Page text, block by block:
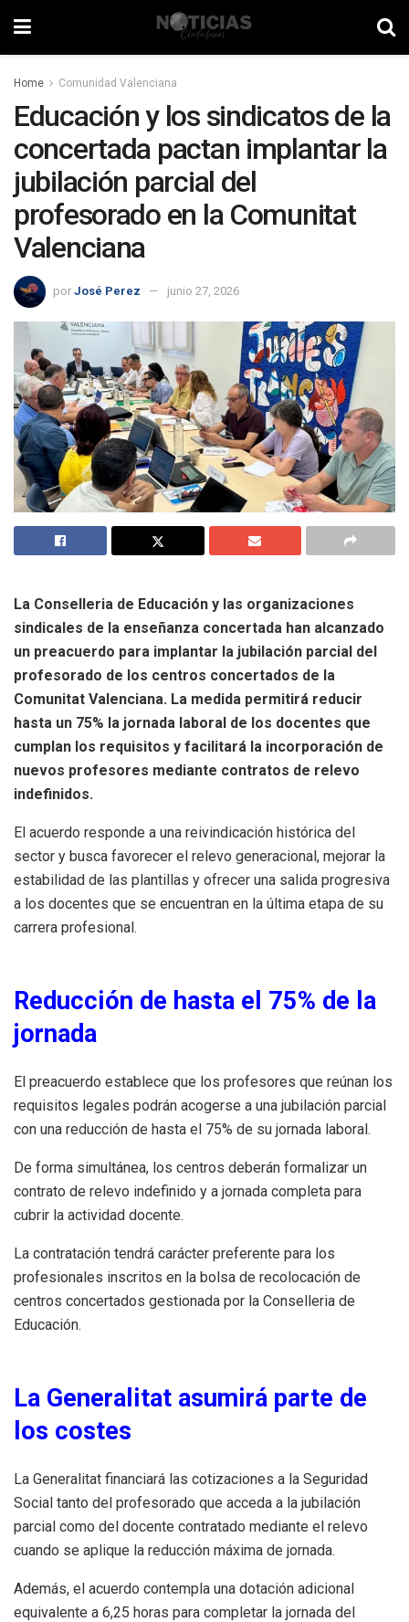
Home Comunidad Valenciana
Educación y los sindicatos de la
concertada pactan implantar la
jubilación parcial del
profesorado en la Comunitat
Valenciana
por José Perez junio 27, 2026
La Conselleria de Educación y las organizaciones
sindicales de la enseñanza concertada han alcanzado
un preacuerdo para implantar la jubilación parcial del
profesorado de los centros concertados de la
Comunitat Valenciana. La medida permitirá reducir
hasta un 75% la jornada laboral de los docentes que
cumplan los requisitos y facilitará la incorporación de
nuevos profesores mediante contratos de relevo
indefinidos.
El acuerdo responde a una reivindicación histórica del
sector y busca favorecer el relevo generacional, mejorar la
estabilidad de las plantillas y ofrecer una salida progresiva
a los docentes que se encuentran en la última etapa de su
carrera profesional.
Reducción de hasta el 75% de la
jornada
El preacuerdo establece que los profesores que reúnan los
requisitos legales podrán acogerse a una jubilación parcial
con una reducción de hasta el 75% de su jornada laboral.
De forma simultánea, los centros deberán formalizar un
contrato de relevo indefinido y a jornada completa para
cubrir la actividad docente.
La contratación tendrá carácter preferente para los
profesionales inscritos en la bolsa de recolocación de
centros concertados gestionada por la Conselleria de
Educación.
La Generalitat asumirá parte de
los costes
La Generalitat financiará las cotizaciones a la Seguridad
Social tanto del profesorado que acceda a la jubilación
parcial como del docente contratado mediante el relevo
cuando se aplique la reducción máxima de jornada.
Además, el acuerdo contempla una dotación adicional
equivalente a 6,25 horas para completar la jornada del